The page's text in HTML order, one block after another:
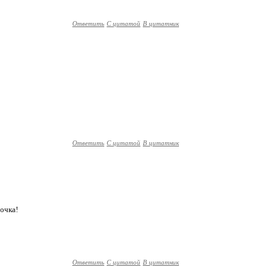
Ответить С цитатой В цитатник
Ответить С цитатой В цитатник
Ответить С цитатой В цитатник